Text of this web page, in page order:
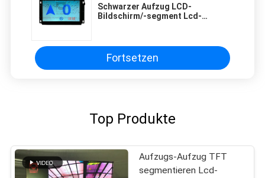
Schwarzer Aufzug LCD-
Bildschirm/-segment Lcd-
Fortsetzen
Top Produkte
Aufzugs-Aufzug TFT
segmentieren Lcd-